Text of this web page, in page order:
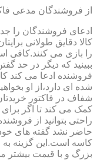
از فروشندگان مدعی
ادعای فروشندگان را
کالا دقایق طولانی
را بازی می کنند.کافی
ببینید که دیگر در حد
فروشنده ادعا می کند
شده ای دارد،از او
شفاف در فاکتور
کمک می کند تا اگر
راحتی بتوانید از
حاضر نشد گفته های خود
کاسه است.این گزینه
بزرگ و با قیمت بیشتر